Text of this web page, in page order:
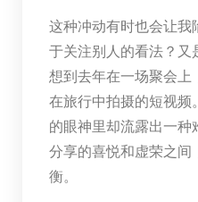
这种冲动有时也会让我
于关注别人的看法？又
想到去年在一场聚会上
在旅行中拍摄的短视频
的眼神里却流露出一种
分享的喜悦和虚荣之间
衡。